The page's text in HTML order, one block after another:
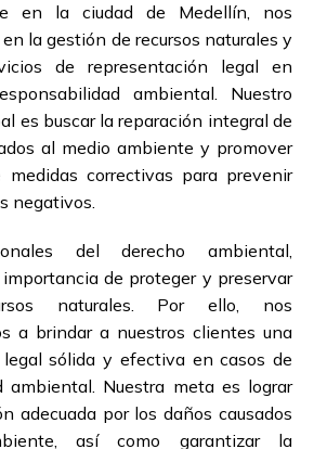
en la ciudad de Medellín, nos
la gestión de recursos naturales y
de representación legal en
ambiental. Nuestro
es buscar la reparación integral de
al medio ambiente y promover
correctivas para prevenir
negativos.
del derecho ambiental,
de proteger y preservar
naturales. Por ello, nos
a brindar a nuestros clientes una
sólida y efectiva en casos de
ambiental. Nuestra meta es lograr
adecuada por los daños causados
así como garantizar la